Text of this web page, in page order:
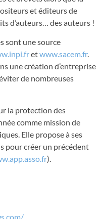
et éditeurs de
d’auteurs… des auteurs !
sont une source
etwww.sacem.fr.
une création d’entreprise
de nombreuses
la protection des
comme mission de
Elle propose à ses
pour créer un précédent
).